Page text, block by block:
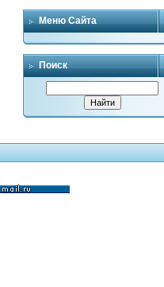
Меню Сайта
Поиск